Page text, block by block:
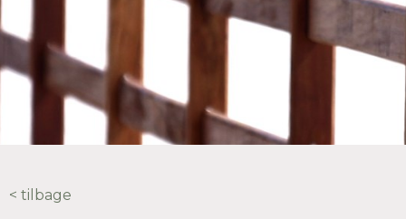
< tilbage